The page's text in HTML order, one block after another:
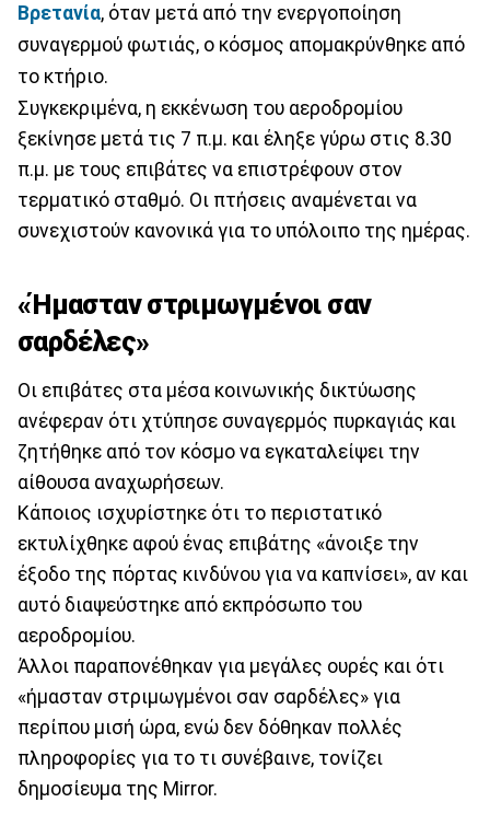
Βρετανία, όταν μετά από την ενεργοποίηση
συναγερμού φωτιάς, ο κόσμος απομακρύνθηκε από
το κτήριο.
Συγκεκριμένα, η εκκένωση του αεροδρομίου
ξεκίνησε μετά τις 7 π.μ. και έληξε γύρω στις 8.30
π.μ. με τους επιβάτες να επιστρέφουν στον
τερματικό σταθμό. Οι πτήσεις αναμένεται να
συνεχιστούν κανονικά για το υπόλοιπο της ημέρας.
«Ήμασταν στριμωγμένοι σαν
σαρδέλες»
Οι επιβάτες στα μέσα κοινωνικής δικτύωσης
ανέφεραν ότι χτύπησε συναγερμός πυρκαγιάς και
ζητήθηκε από τον κόσμο να εγκαταλείψει την
αίθουσα αναχωρήσεων.
Κάποιος ισχυρίστηκε ότι το περιστατικό
εκτυλίχθηκε αφού ένας επιβάτης «άνοιξε την
έξοδο της πόρτας κινδύνου για να καπνίσει», αν και
αυτό διαψεύστηκε από εκπρόσωπο του
αεροδρομίου.
Άλλοι παραπονέθηκαν για μεγάλες ουρές και ότι
«ήμασταν στριμωγμένοι σαν σαρδέλες» για
περίπου μισή ώρα, ενώ δεν δόθηκαν πολλές
πληροφορίες για το τι συνέβαινε, τονίζει
δημοσίευμα της Mirror.